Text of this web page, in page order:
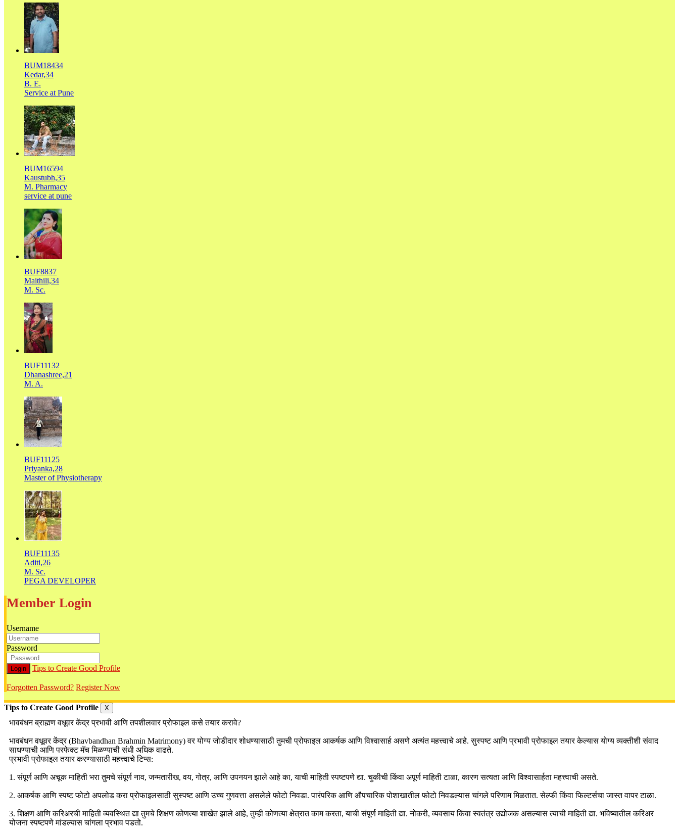
BUM18434
Kedar,34
B. E.
Service at Pune
BUM16594
Kaustubh,35
M. Pharmacy
service at pune
BUF8837
Maithili,34
M. Sc.
BUF11132
Dhanashree,21
M. A.
BUF11125
Priyanka,28
Master of Physiotherapy
BUF11135
Aditi,26
M. Sc.
PEGA DEVELOPER
Member Login
Username
Password
Tips to Create Good Profile
Forgotten Password? Register Now
Tips to Create Good Profile X
भावबंधन ब्राह्मण वधूवर केंद्र प्रभावी आणि तपशीलवार प्रोफाइल कसे तयार करावे?
भावबंधन वधूवर केंद्र (Bhavbandhan Brahmin Matrimony) वर योग्य जोडीदार शोधण्यासाठी तुमची प्रोफाइल आकर्षक आणि विश्वासार्ह असणे अत्यंत महत्त्वाचे आहे. सुस्पष्ट आणि प्रभावी प्रोफाइल तयार केल्यास योग्य व्यक्तीशी संवाद
साधण्याची आणि परफेक्ट मॅच मिळण्याची संधी अधिक वाढते.
प्रभावी प्रोफाइल तयार करण्यासाठी महत्त्वाचे टिप्स:
1. संपूर्ण आणि अचूक माहिती भरा तुमचे संपूर्ण नाव, जन्मतारीख, वय, गोत्र, आणि उपनयन झाले आहे का, याची माहिती स्पष्टपणे द्या. चुकीची किंवा अपूर्ण माहिती टाळा, कारण सत्यता आणि विश्वासार्हता महत्त्वाची असते.
2. आकर्षक आणि स्पष्ट फोटो अपलोड करा प्रोफाइलसाठी सुस्पष्ट आणि उच्च गुणवत्ता असलेले फोटो निवडा. पारंपरिक आणि औपचारिक पोशाखातील फोटो निवडल्यास चांगले परिणाम मिळतात. सेल्फी किंवा फिल्टर्सचा जास्त वापर टाळा.
3. शिक्षण आणि करिअरची माहिती व्यवस्थित द्या तुमचे शिक्षण कोणत्या शाखेत झाले आहे, तुम्ही कोणत्या क्षेत्रात काम करता, याची संपूर्ण माहिती द्या. नोकरी, व्यवसाय किंवा स्वतंत्र उद्योजक असल्यास त्याची माहिती द्या. भविष्यातील करिअर
योजना स्पष्टपणे मांडल्यास चांगला प्रभाव पडतो.